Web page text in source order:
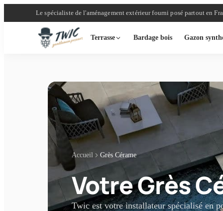
Le spécialiste de l'aménagement extérieur fourni posé partout en
Terrasse Bardage bois Gazon
Accueil Grès Cérame
Votre Grès
Twic est votre installateur spécialisé en